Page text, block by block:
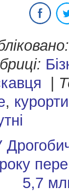
, курорти
5,7